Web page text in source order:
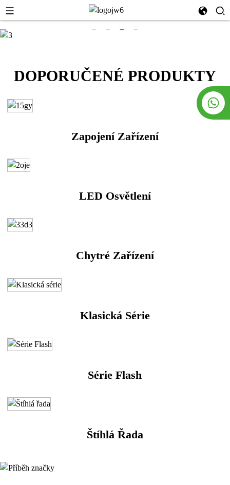
DOPORUČENÉ PRODUKTY
Zapojení Zařízení
LED Osvětlení
Chytré Zařízení
Klasická Série
Série Flash
Štíhlá Řada